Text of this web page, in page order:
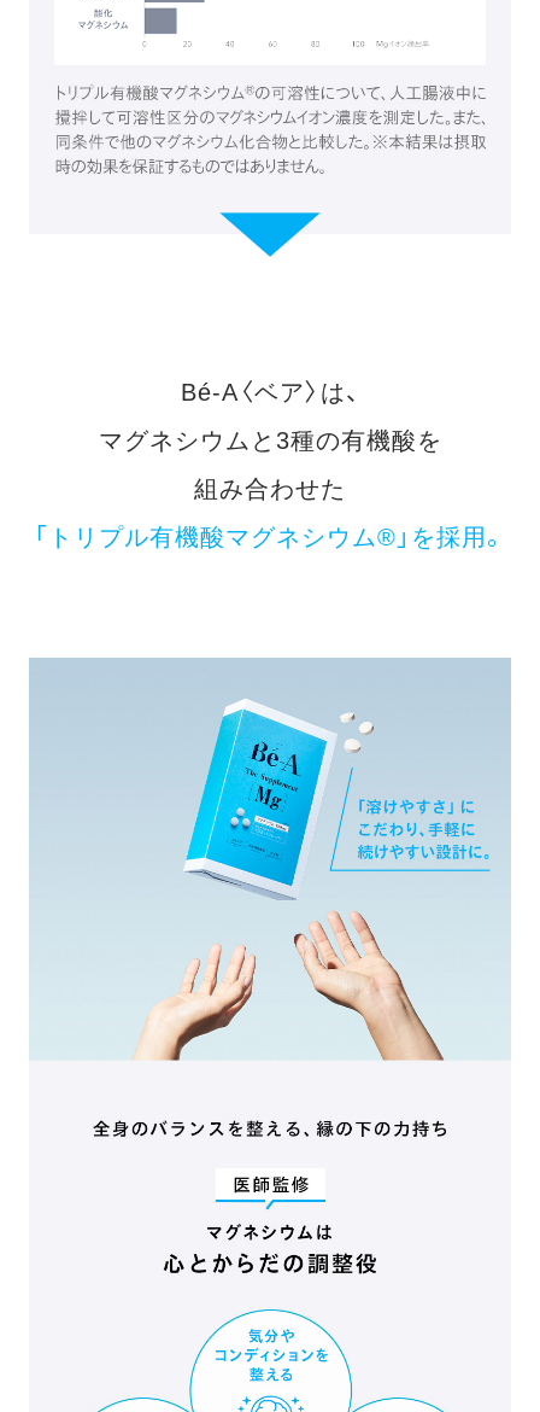
Bé-A〈ベア〉は、
マグネシウムと3種の有機酸を
組み合わせた
「トリプル有機酸マグネシウム®」を採用。